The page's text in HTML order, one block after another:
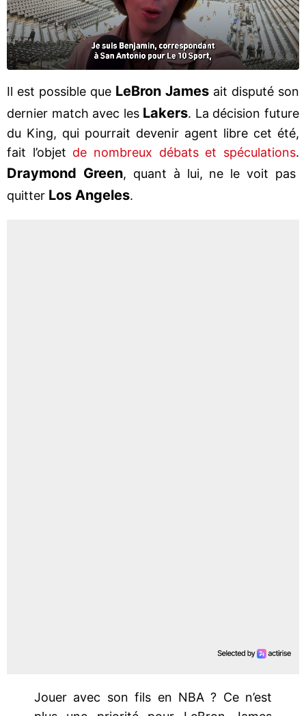
Il est possible que LeBron James ait disputé son
dernier match avec les Lakers. La décision future
du King, qui pourrait devenir agent libre cet été,
fait l’objet de nombreux débats et spéculations.
Draymond Green, quant à lui, ne le voit pas
quitter Los Angeles.
Jouer avec son fils en NBA ? Ce n’est